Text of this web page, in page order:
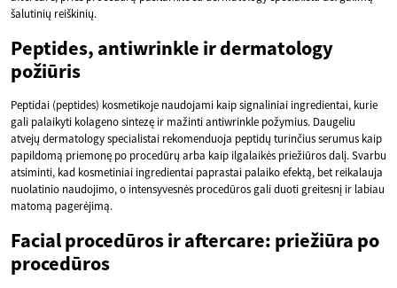
šalutinių reiškinių.
Peptides, antiwrinkle ir dermatology
požiūris
Peptidai (peptides) kosmetikoje naudojami kaip signaliniai ingredientai, kurie
gali palaikyti kolageno sintezę ir mažinti antiwrinkle požymius. Daugeliu
atvejų dermatology specialistai rekomenduoja peptidų turinčius serumus kaip
papildomą priemonę po procedūrų arba kaip ilgalaikės priežiūros dalį. Svarbu
atsiminti, kad kosmetiniai ingredientai paprastai palaiko efektą, bet reikalauja
nuolatinio naudojimo, o intensyvesnės procedūros gali duoti greitesnį ir labiau
matomą pagerėjimą.
Facial procedūros ir aftercare: priežiūra po
procedūros